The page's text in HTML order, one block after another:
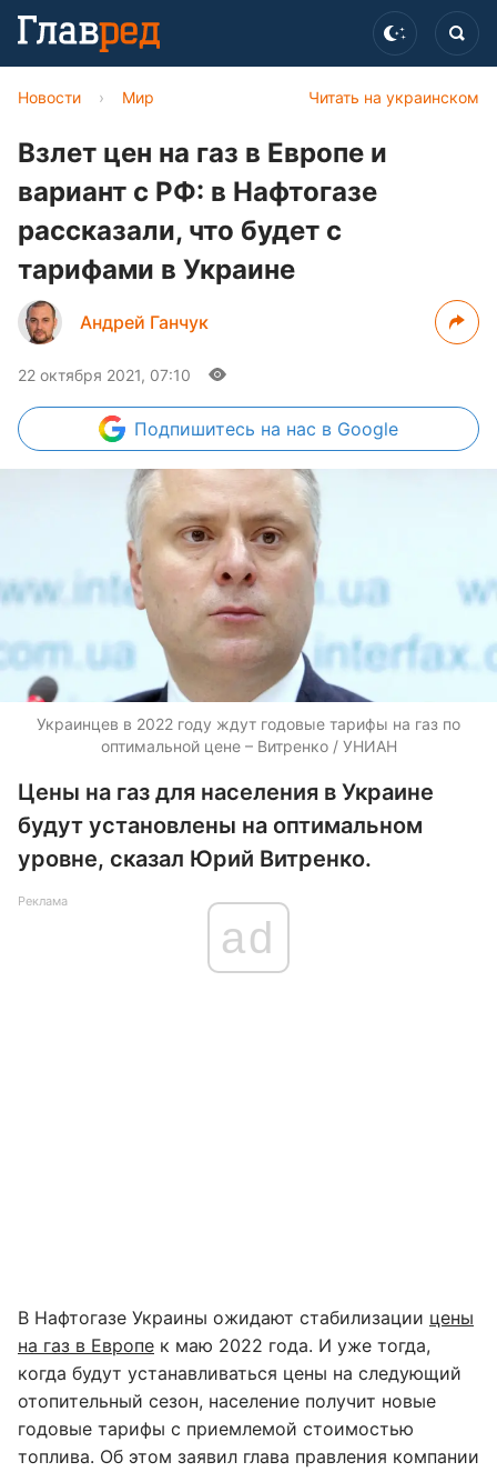
Читать на украинском
Новости › Мир
Взлет цен на газ в Европе и
вариант с РФ: в Нафтогазе
рассказали, что будет с
тарифами в Украине
Андрей Ганчук
22 октября 2021, 07:10
Подпишитесь на нас в Google
Украинцев в 2022 году ждут годовые тарифы на газ по
оптимальной цене – Витренко / УНИАН
Цены на газ для населения в Украине
будут установлены на оптимальном
уровне, сказал Юрий Витренко.
Реклама
ad
В Нафтогазе Украины ожидают стабилизации цены
на газ в Европе к маю 2022 года. И уже тогда,
когда будут устанавливаться цены на следующий
отопительный сезон, население получит новые
годовые тарифы с приемлемой стоимостью
топлива. Об этом заявил глава правления компании